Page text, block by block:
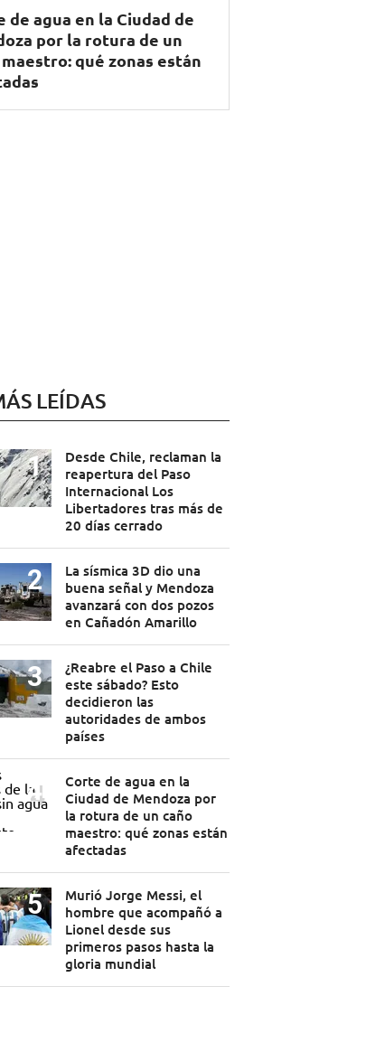
de agua en la Ciudad de
por la rotura de un
qué zonas están
LEÍDAS
Desde Chile, reclaman la
reapertura del Paso
Internacional Los
Libertadores tras más de
20 días cerrado
La sísmica 3D dio una
buena señal y Mendoza
avanzará con dos pozos
en Cañadón Amarillo
¿Reabre el Paso a Chile
este sábado? Esto
decidieron las
autoridades de ambos
países
Corte de agua en la
Ciudad de Mendoza por
la rotura de un caño
maestro: qué zonas están
afectadas
Murió Jorge Messi, el
hombre que acompañó a
Lionel desde sus
primeros pasos hasta la
gloria mundial